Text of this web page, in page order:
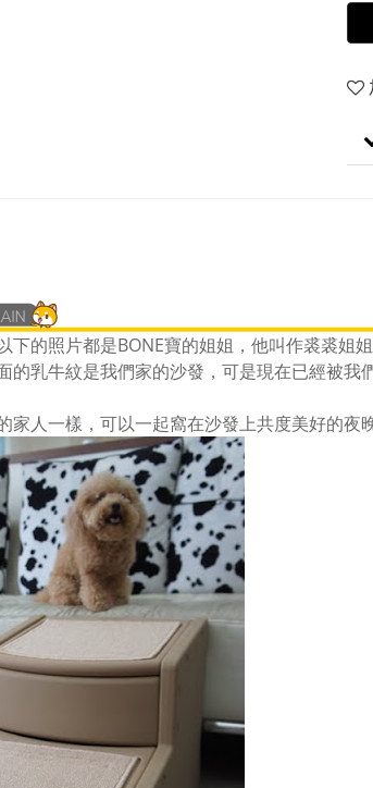
下的照片都是BONE寶的姐姐，他叫作裘裘姐
的乳牛紋是我們家的沙發，可是現在已經被我
家人一樣，可以一起窩在沙發上共度美好的